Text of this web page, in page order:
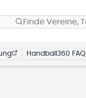
Finde Vereine,
Handball360 FAQ